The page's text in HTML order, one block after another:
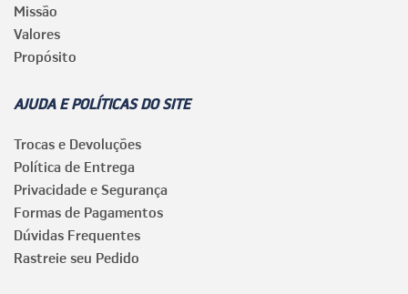
Missão
Valores
Propósito
AJUDA E POLÍTICAS DO SITE
Trocas e Devoluções
Política de Entrega
Privacidade e Segurança
Formas de Pagamentos
Dúvidas Frequentes
Rastreie seu Pedido